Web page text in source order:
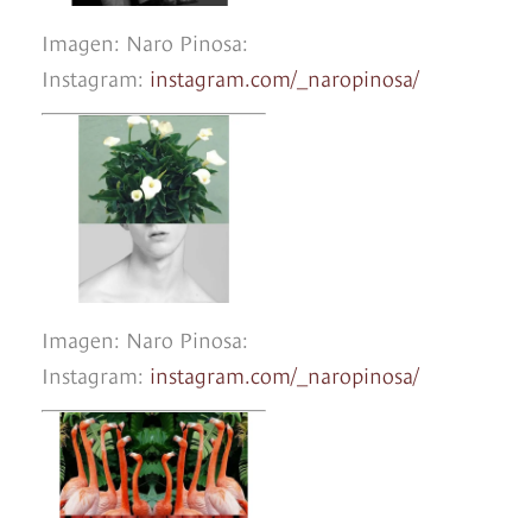
Imagen: Naro Pinosa:
Instagram: instagram.com/_naropinosa/
Imagen: Naro Pinosa:
Instagram: instagram.com/_naropinosa/